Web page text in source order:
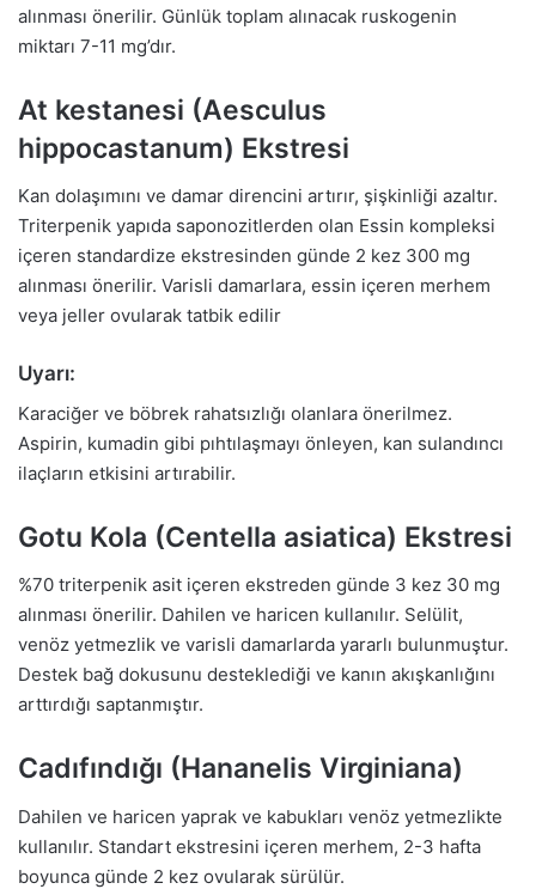
alınması önerilir. Günlük toplam alınacak ruskogenin
miktarı 7-11 mg’dır.
At kestanesi (Aesculus
hippocastanum) Ekstresi
Kan dolaşımını ve damar direncini artırır, şişkinliği azaltır.
Triterpenik yapıda saponozitlerden olan Essin kompleksi
içeren standardize ekstresinden günde 2 kez 300 mg
alınması önerilir. Varisli damarlara, essin içeren merhem
veya jeller ovularak tatbik edilir
Uyarı:
Karaciğer ve böbrek rahatsızlığı olanlara önerilmez.
Aspirin, kumadin gibi pıhtılaşmayı önleyen, kan sulandıncı
ilaçların etkisini artırabilir.
Gotu Kola (Centella asiatica) Ekstresi
%70 triterpenik asit içeren ekstreden günde 3 kez 30 mg
alınması önerilir. Dahilen ve haricen kullanılır. Selülit,
venöz yetmezlik ve varisli damarlarda yararlı bulunmuştur.
Destek bağ dokusunu desteklediği ve kanın akışkanlığını
arttırdığı saptanmıştır.
Cadıfındığı (Hananelis Virginiana)
Dahilen ve haricen yaprak ve kabukları venöz yetmezlikte
kullanılır. Standart ekstresini içeren merhem, 2-3 hafta
boyunca günde 2 kez ovularak sürülür.